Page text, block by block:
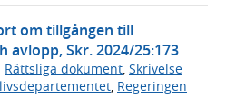
om tillgången till
avlopp, Skr. 2024/25:173
Rättsliga dokument, Skrivelse
, Regeringen